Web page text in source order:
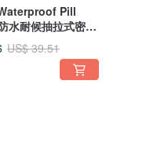
Pill
水耐候抽拉式密封
US$ 39.51